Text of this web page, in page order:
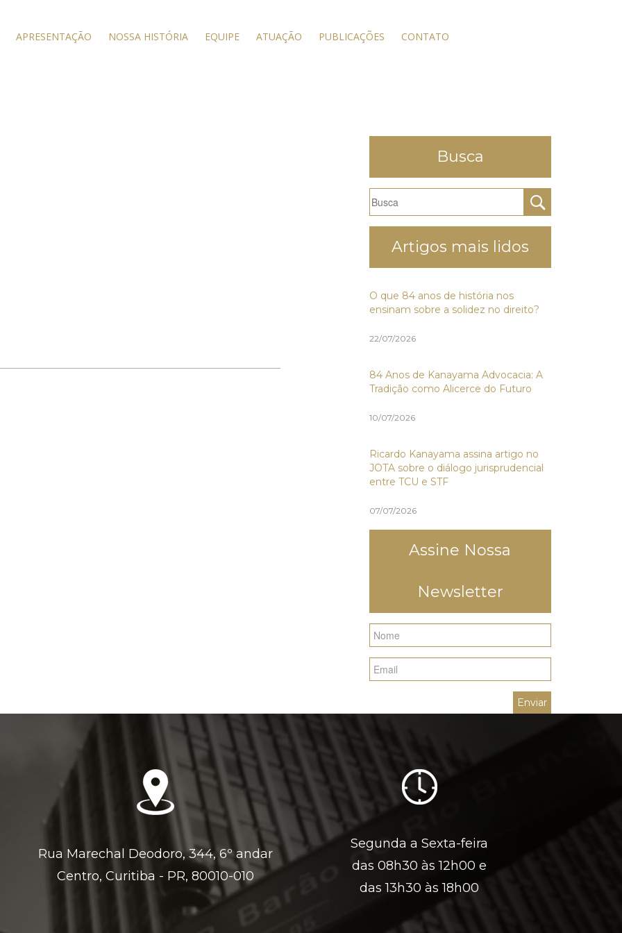
APRESENTAÇÃO NOSSA HISTÓRIA EQUIPE ATUAÇÃO PUBLICAÇÕES CONTATO
Busca
Artigos mais lidos
O que 84 anos de história nos
ensinam sobre a solidez no direito?
22/07/2026
84 Anos de Kanayama Advocacia: A
Tradição como Alicerce do Futuro
10/07/2026
Ricardo Kanayama assina artigo no
JOTA sobre o diálogo jurisprudencial
entre TCU e STF
07/07/2026
Assine Nossa
Newsletter
Rua Marechal Deodoro, 344, 6º andar
Centro, Curitiba - PR, 80010-010
Segunda a Sexta-feira
das 08h30 às 12h00 e
das 13h30 às 18h00